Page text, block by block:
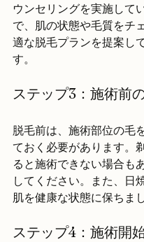
ウンセリングを実施して
で、肌の状態や毛質をチ
適な脱毛プランを提案し
す。
ステップ3：施術前
脱毛前は、施術部位の毛
ておく必要があります。
ると施術できない場合も
してください。また、日
肌を健康な状態に保ちま
ステップ4：施術開